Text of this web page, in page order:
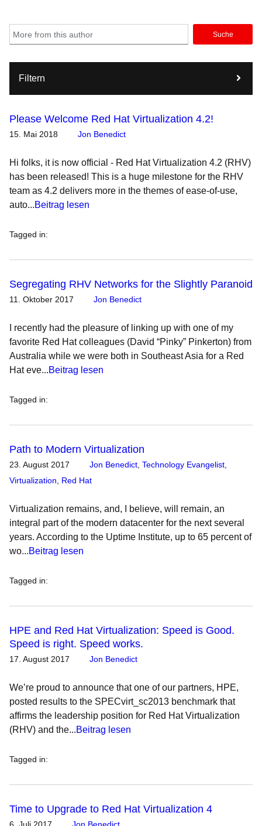
Suche
Filtern
Please Welcome Red Hat Virtualization 4.2!
15. Mai 2018 Jon Benedict
Hi folks, it is now official - Red Hat Virtualization 4.2 (RHV)
has been released! This is a huge milestone for the RHV
team as 4.2 delivers more in the themes of ease-of-use,
auto...Beitrag lesen
Tagged in:
Segregating RHV Networks for the Slightly Paranoid
11. Oktober 2017 Jon Benedict
I recently had the pleasure of linking up with one of my
favorite Red Hat colleagues (David “Pinky” Pinkerton) from
Australia while we were both in Southeast Asia for a Red
Hat eve...Beitrag lesen
Tagged in:
Path to Modern Virtualization
23. August 2017 Jon Benedict Technology Evangelist
Virtualization
Red Hat
Virtualization remains, and, I believe, will remain, an
integral part of the modern datacenter for the next several
years. According to the Uptime Institute, up to 65 percent of
wo...Beitrag lesen
Tagged in:
HPE and Red Hat Virtualization: Speed is Good.
Speed is right. Speed works.
17. August 2017 Jon Benedict
We’re proud to announce that one of our partners, HPE,
posted results to the SPECvirt_sc2013 benchmark that
affirms the leadership position for Red Hat Virtualization
(RHV) and the...Beitrag lesen
Tagged in:
Time to Upgrade to Red Hat Virtualization 4